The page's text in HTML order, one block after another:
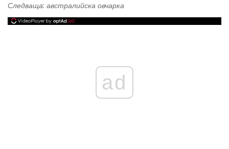
Следваща: австралийска овчарка
ad